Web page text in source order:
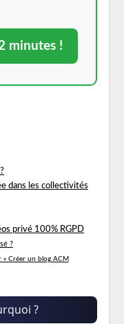
minutes !
dans les collectivités
privé 100% RGPD
?
« Créer un blog ACM
?